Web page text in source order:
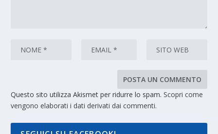
Questo sito utilizza Akismet per ridurre lo spam.Scopri come
vengono elaborati i dati derivati dai commenti.